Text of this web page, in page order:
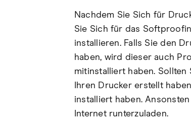
Nachdem Sie Sich für
Sie Sich für das
installieren. Falls Sie den
haben, wird dieser auch
mitinstalliert haben.
Ihren Drucker erstellt
installiert haben.
Internet runterzuladen.